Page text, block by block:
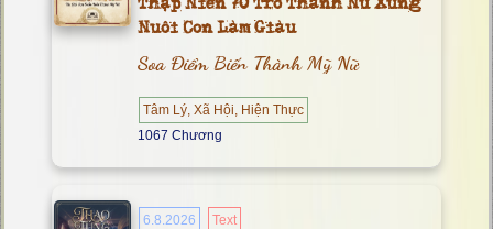
Thập Niên 70 Trở Thành Nữ Xứng
Nuôi Con Làm Giàu
Soa Điểm Biến Thành Mỹ Nữ
Tâm Lý, Xã Hội, Hiện Thực
1067 Chương
6.8.2026 Text